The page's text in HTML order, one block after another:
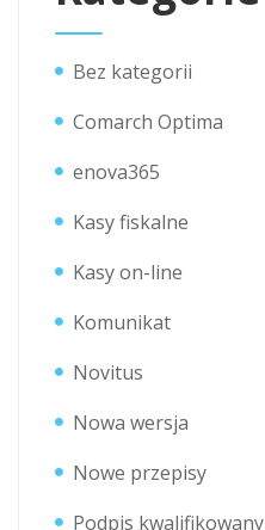
Bez kategorii
Comarch Optima
enova365
Kasy fiskalne
Kasy on-line
Komunikat
Novitus
Nowa wersja
Nowe przepisy
Podpis kwalifikowany